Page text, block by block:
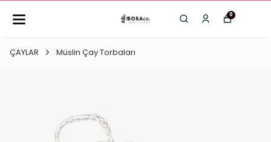
0
ÇAYLAR Müslin Çay Torbaları